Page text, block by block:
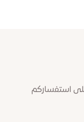
استفساركم